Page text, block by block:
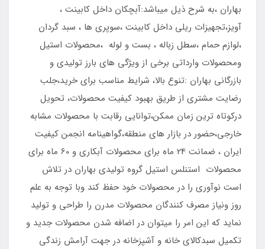
بهاران ،به شرح ذیل میباشد:آبچکان داخل کابینت ،
آویز،تجهیزات ریلی داخل کابینت ،سوپری ها ، سبد گردان
،لوازم حمام ،سطل زباله ، بست و لوله ،محصولات استیل
ومحصولات وارداتی برخی از ویژگی های بارز تولیدی و
بازرگانی بهاران :تنوع بالا، شرایط مناسب برای خرید،جلب
رضایت مشتری از طریق بهبود کیفیت محصولات، تحویل
درکوتاه ترین زمان ممکن،توانایی رقابت با محصولات مشابه
خارجی،حضور در بازار های منطقه،گواهینامه انجمن کیفیت
ایران ، ضمانت 24 ماه برای محصولات آبکاری و 60 ماه برای
محصولات استنلس استیل گروه تولیدی بهاران در تلاش
است نوآوری را در محصولات خود حفظ کند وبا توجه به علم
روز ونیاز مصرف کنندگان محصولات مدرن را طراحی و تولید
نماید که این امر را میتوان در اضافه شدن محصولات جدید و
تکمیل سبدکالای خانه و آشپزخانه در جهت آرامش زندگی